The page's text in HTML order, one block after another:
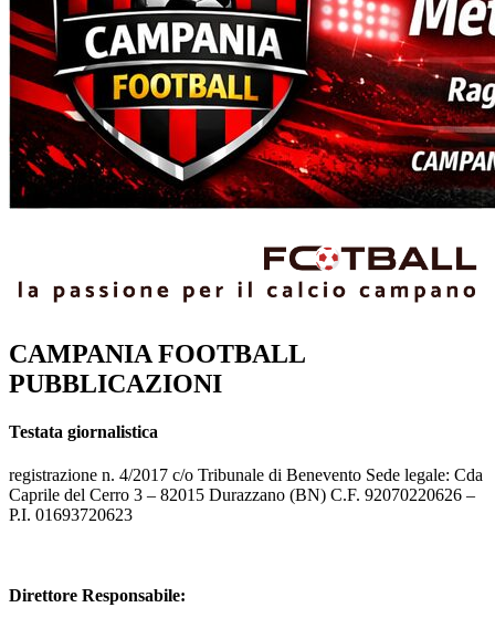
CAMPANIA FOOTBALL
PUBBLICAZIONI
Testata giornalistica
registrazione n. 4/2017 c/o Tribunale di Benevento Sede legale: Cda
Caprile del Cerro 3 – 82015 Durazzano (BN) C.F. 92070220626 –
P.I. 01693720623
Direttore Responsabile: